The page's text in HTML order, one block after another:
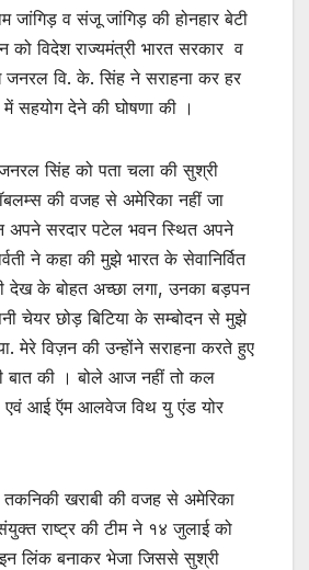
जांगिड़ व संजू जांगिड़ की होनहार बेटी
को विदेश राज्यमंत्री भारत सरकार व
जनरल वि. के. सिंह ने सराहना कर हर
सहयोग देने की घोषणा की ।
सिंह को पता चला की सुश्री
की वजह से अमेरिका नहीं जा
अपने सरदार पटेल भवन स्थित अपने
ने कहा की मुझे भारत के सेवानिर्वित
देख के बोहत अच्छा लगा, उनका बड़पन
चेयर छोड़ बिटिया के सम्बोदन से मुझे
मेरे विज़न की उन्होंने सराहना करते हुए
बात की । बोले आज नहीं तो कल
एवं आई ऍम आलवेज विथ यु एंड योर
तकनिकी खराबी की वजह से अमेरिका
राष्ट्र की टीम ने १४ जुलाई को
लिंक बनाकर भेजा जिससे सुश्री